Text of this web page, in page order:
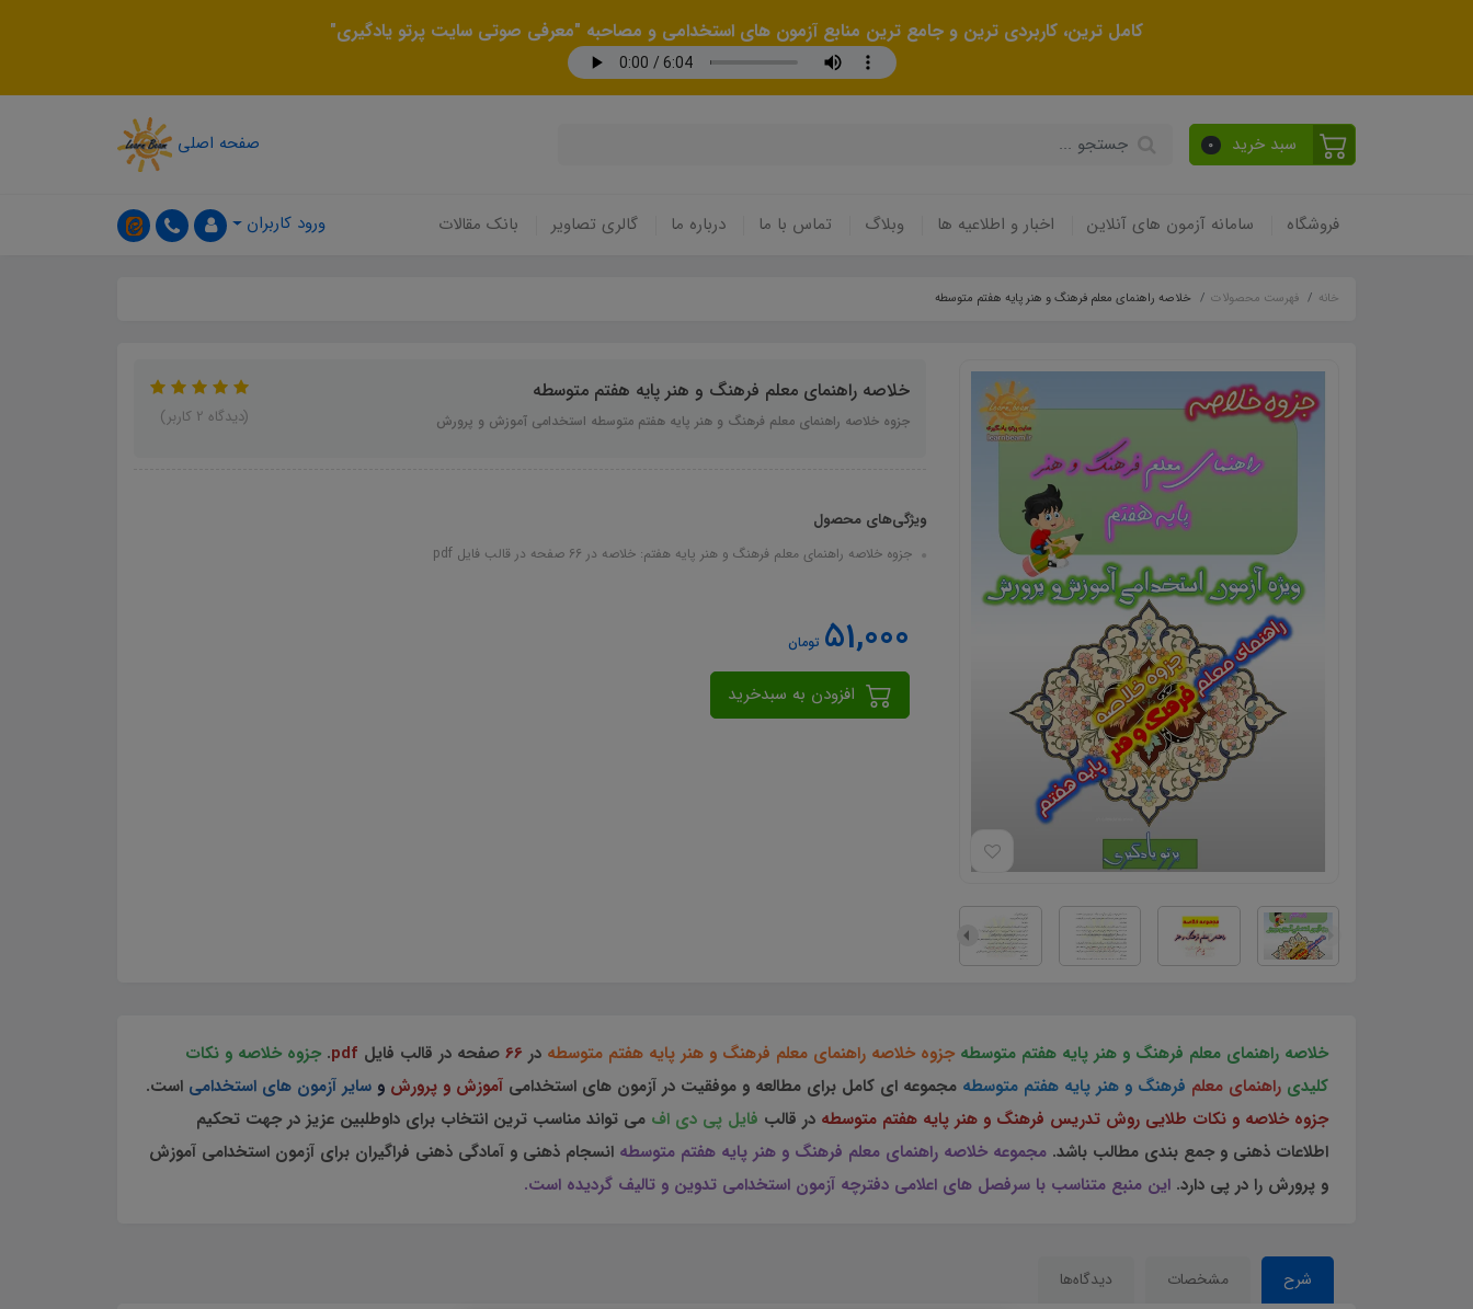
کامل ترین، کاربردی ترین و جامع ترین منابع آزمون های استخدامی و مصاحبه "معرفی صوتی سایت پرتو یادگیری"
سبد خرید 0 صفحه اصلی
فروشگاه سامانه آزمون های آنلاین اخبار و اطلاعیه ها وبلاگ تماس با ما درباره ما گالری تصاویر بانک مقالات ورود کاربران
خانه فهرست محصولات خلاصه راهنمای معلم فرهنگ و هنر پایه هفتم متوسطه
خلاصه راهنمای معلم فرهنگ و هنر پایه هفتم متوسطه
جزوه خلاصه راهنمای معلم فرهنگ و هنر پایه هفتم متوسطه استخدامی آموزش و پرورش (دیدگاه 2 کاربر)
ویژگی‌های محصول
جزوه خلاصه راهنمای معلم فرهنگ و هنر پایه هفتم: خلاصه در 66 صفحه در قالب فایل pdf
51,000 تومان
خلاصه راهنمای معلم فرهنگ و هنر پایه هفتم متوسطه جزوه خلاصه راهنمای معلم فرهنگ و هنر پایه هفتم متوسطه در 66 صفحه در قالب فایل pdf
. جزوه خلاصه و نکات
کلیدی راهنمای معلم فرهنگ و هنر پایه هفتم متوسطه مجموعه ای کامل برای مطالعه و موفقیت در آزمون های استخدامی آموزش و پرورش و سایر آزمون های استخدامی است.
جزوه خلاصه و نکات طلایی روش تدریس فرهنگ و هنر پایه هفتم متوسطه در قالب فایل پی دی اف می تواند مناسب ترین انتخاب برای داوطلبین عزیز در جهت تحکیم
اطلاعات ذهنی و جمع بندی مطالب باشد. مجموعه خلاصه راهنمای معلم فرهنگ و هنر پایه هفتم متوسطه انسجام ذهنی و آمادگی ذهنی فراگیران برای آزمون استخدامی آموزش
و پرورش را در پی دارد. این منبع متناسب با سرفصل های اعلامی دفترچه آزمون استخدامی تدوین و تالیف گردیده است.
شرح مشخصات دیدگاه‌ها